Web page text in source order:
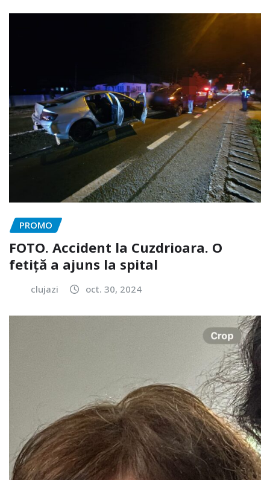
PROMO
FOTO. Accident la Cuzdrioara. O
fetiță a ajuns la spital
clujazi oct. 30, 2024